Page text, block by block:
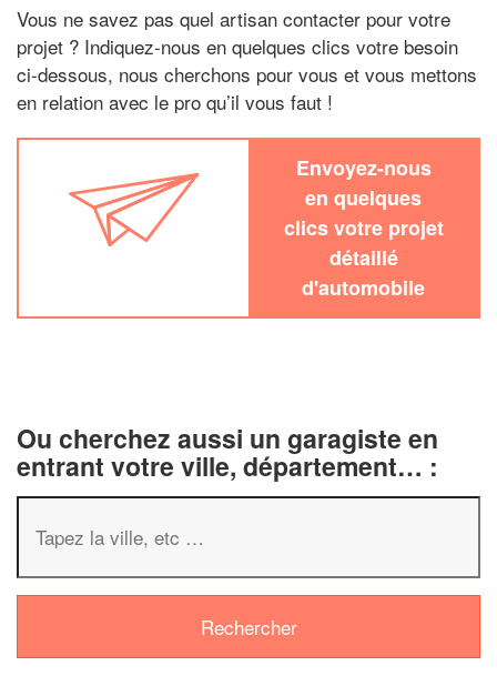
Vous ne savez pas quel artisan contacter pour votre
projet ? Indiquez-nous en quelques clics votre besoin
ci-dessous, nous cherchons pour vous et vous mettons
en relation avec le pro qu’il vous faut !
Envoyez-nous
en quelques
clics votre projet
détaillé
d'automobile
Ou cherchez aussi un garagiste en
entrant votre ville, département… :